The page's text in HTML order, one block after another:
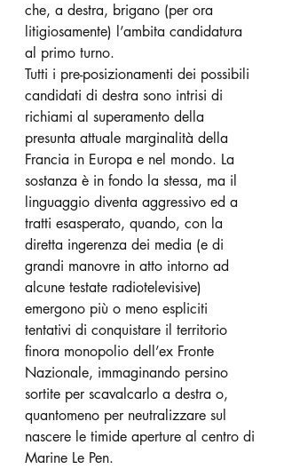
che, a destra, brigano (per ora
litigiosamente) l’ambita candidatura
al primo turno.
Tutti i pre-posizionamenti dei possibili
candidati di destra sono intrisi di
richiami al superamento della
presunta attuale marginalità della
Francia in Europa e nel mondo. La
sostanza è in fondo la stessa, ma il
linguaggio diventa aggressivo ed a
tratti esasperato, quando, con la
diretta ingerenza dei media (e di
grandi manovre in atto intorno ad
alcune testate radiotelevisive)
emergono più o meno espliciti
tentativi di conquistare il territorio
finora monopolio dell’ex Fronte
Nazionale, immaginando persino
sortite per scavalcarlo a destra o,
quantomeno per neutralizzare sul
nascere le timide aperture al centro di
Marine Le Pen.